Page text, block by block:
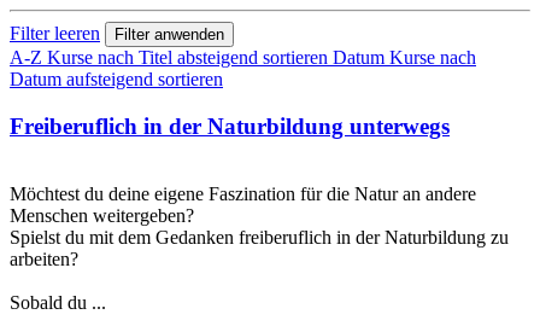
Filter leeren
A-Z Kurse nach Titel absteigend sortieren Datum Kurse nach
Datum aufsteigend sortieren
Freiberuflich in der Naturbildung unterwegs
Möchtest du deine eigene Faszination für die Natur an andere
Menschen weitergeben?
Spielst du mit dem Gedanken freiberuflich in der Naturbildung zu
arbeiten?
Sobald du ...